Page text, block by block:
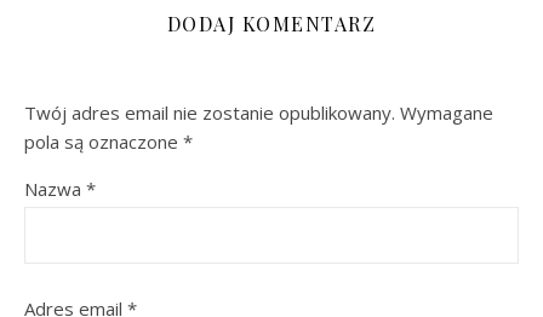
DODAJ KOMENTARZ
Twój adres email nie zostanie opublikowany. Wymagane
pola są oznaczone *
Nazwa *
Adres email *